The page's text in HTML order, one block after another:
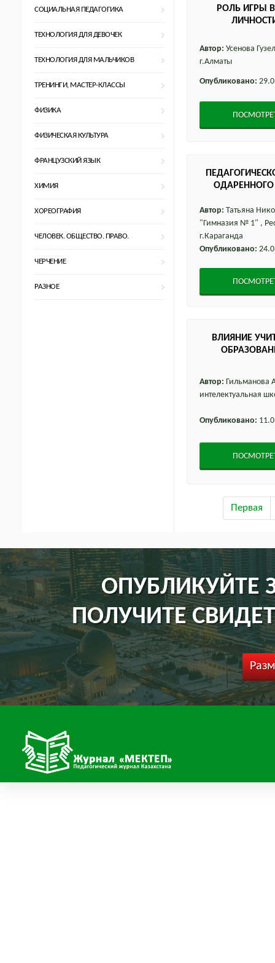
СОЦИАЛЬНАЯ ПЕДАГОГИКА
ТЕХНОЛОГИЯ ДЛЯ ДЕВОЧЕК
ТЕХНОЛОГИЯ ДЛЯ МАЛЬЧИКОВ
ТРЕНИНГИ, МАСТЕР-КЛАССЫ
ФИЗИКА
ФИЗИЧЕСКАЯ КУЛЬТУРА
ФРАНЦУЗСКИЙ ЯЗЫК
ХИМИЯ
ХОРЕОГРАФИЯ
ЧЕЛОВЕК. ОБЩЕСТВО. ПРАВО.
ЧЕРЧЕНИЕ
РАЗНОЕ
РОЛЬ ИГРЫ
Автор: Усенова
г.Алматы
Опубликовано:
Автор: Татьяна
"Гимназия № 1" ,
г.Караганда
Опубликовано:
ВЛИЯНИЕ
Автор: Гильманова
интелектуальная
Опубликовано:
Первая
ОПУБЛИКУЙТЕ
ПОЛУЧИТЕ